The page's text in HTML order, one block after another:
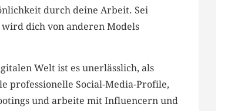
durch deine⁣ Arbeit. Sei
dich von⁢ anderen ‍Models
Welt ist es unerlässlich, als
professionelle Social-Media-Profile,
und arbeite mit Influencern​ und